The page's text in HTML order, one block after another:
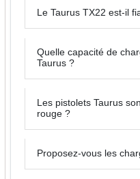
Le Taurus TX22 est-il
Quelle capacité de
Taurus ?
Les pistolets Taurus
rouge ?
Proposez-vous les